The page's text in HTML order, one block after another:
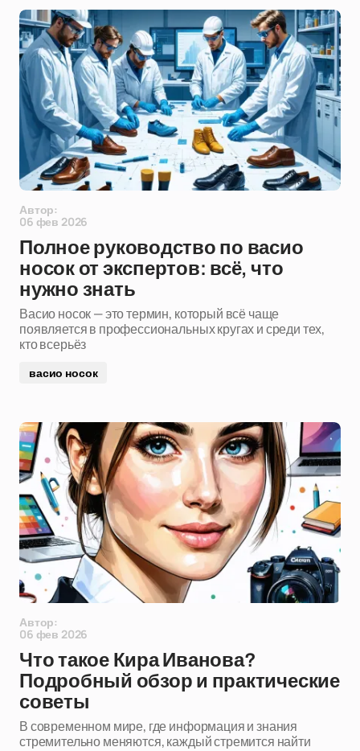
Автор:
06 фев 2026
Полное руководство по васио
носок от экспертов: всё, что
нужно знать
Васио носок — это термин, который всё чаще
появляется в профессиональных кругах и среди тех,
кто всерьёз
васио носок
Автор:
06 фев 2026
Что такое Кира Иванова?
Подробный обзор и практические
советы
В современном мире, где информация и знания
стремительно меняются, каждый стремится найти